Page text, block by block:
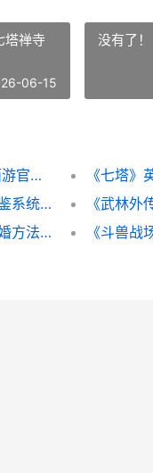
塔禅寺
06-15
没有了！
《大话西游》新人玩家如何养号 新大话西游官方网站
《武林外传十年之约》图鉴策略：活用图鉴系统 武林外传十年之约手游隐藏任务
《武林外传十年之约》婚姻系统方法：结婚方法策略详细解答 武林外传十年之约手游客服电话